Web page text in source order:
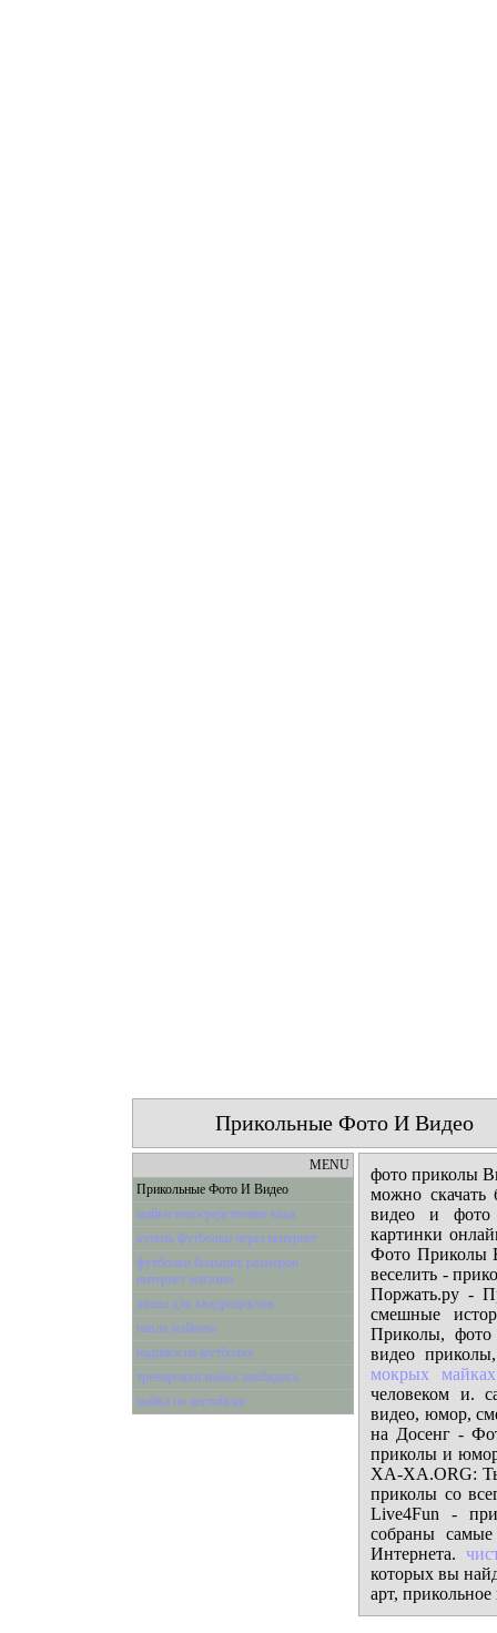
Прикольные Фото И Видео
MENU
Прикольные Фото И Видео
майки непосредственно каха
купить футболки через интернет
футболки больших размеров
интернет магазин
шины для квадроциклов
павла майкова
надписи на футболку
тренировки майка замбидиса
майка по английски
фото приколы
можно
видео и фото
картинки
Фото Приколы
веселить -
Поржать.ру -
смешные
Приколы,
видео
мокрых майках
человеком и.
видео, юмор,
на Досенг -
приколы и
XA-XA.ORG:
приколы со
Live4Fun -
собраны
Интернета.
которых вы
арт,